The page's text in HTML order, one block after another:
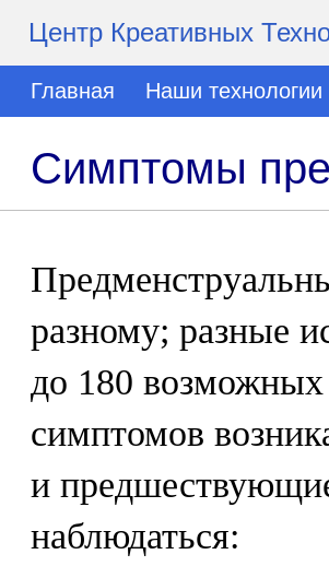
Центр Креативных
Главная Наши технологии
Симптомы
разному; разные
до 180
симптомов
и
наблюдаться: